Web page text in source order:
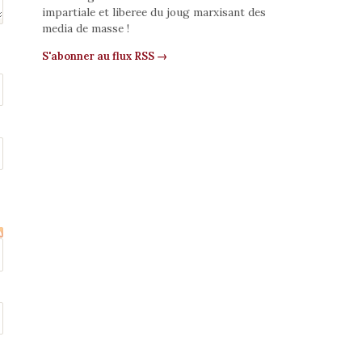
impartiale et liberee du joug marxisant des
media de masse !
S'abonner au flux RSS →